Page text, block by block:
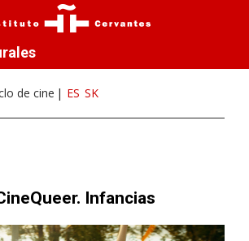
de cine ES SK
Infancias